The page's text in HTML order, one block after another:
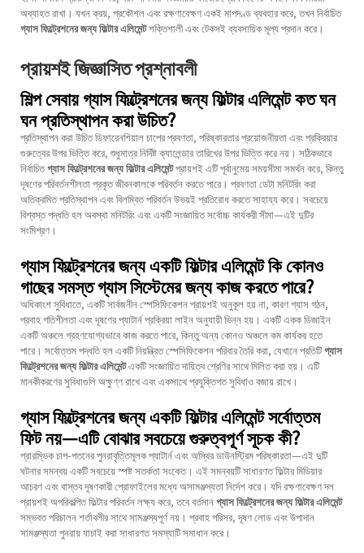
অব্যাহত রাখা। যখন ক্রয়, প্রকৌশল এবং রক্ষণাবেক্ষণ একই মাপদণ্ড ব্যবহার করে, তখন নির্বাচিত
গ্যাস ফিল্ট্রেশনের জন্য ফিল্টার এলিমেন্টশক্তিশালী এবং টেকসই ব্যবসায়িক মূল্য প্রদান করে।
প্রায়শই জিজ্ঞাসিত প্রশ্নাবলী
শিল্প সেবায় গ্যাস ফিল্ট্রেশনের জন্য ফিল্টার এলিমেন্ট কত ঘন
ঘন প্রতিস্থাপন করা উচিত?
প্রতিস্থাপন করা উচিত ডিফারেনশিয়াল চাপের প্রবণতা, পরিষ্কারতার প্রয়োজনীয়তা এবং প্রক্রিয়ার
গুরুত্বের উপর ভিত্তি করে, শুধুমাত্র নির্দিষ্ট ক্যালেন্ডার তারিখের উপর ভিত্তি করে নয়। সঠিকভাবে
নির্বাচিতগ্যাস ফিল্ট্রেশনের জন্য ফিল্টার এলিমেন্টপ্রায়শই এটি পূর্বানুমেয় সময়সীমা সমর্থন করে, কিন্তু
দূষণের পরিবর্তনশীলতা প্রকৃত জীবনকালকে পরিবর্তন করতে পারে। প্রবণতা ডেটা মনিটরিং করা
অতিক্রমিত প্রতিস্থাপন এবং বিলম্বিত পরিবর্তন উভয়ই প্রতিরোধ করতে সাহায্য করে। সবচেয়ে
বিশ্বস্ত পদ্ধতি হল অবস্থা মনিটরিং এবং একটি সংজ্ঞায়িত সর্বোচ্চ কার্যকরী সীমা—এই দুটির
সংমিশ্রণ।
গ্যাস ফিল্ট্রেশনের জন্য একটি ফিল্টার এলিমেন্ট কি কোনও
গাছের সমস্ত গ্যাস সিস্টেমের জন্য কাজ করতে পারে?
অধিকাংশ সুবিধাতে, একটি সার্বজনীন স্পেসিফিকেশন প্রায়শই অনুকূল হয় না, কারণ গ্যাস গঠন,
প্রবাহ গতিশীলতা এবং দূষণের প্যাটার্ন প্রক্রিয়া লাইন অনুযায়ী ভিন্ন হয়। একটি একক ডিজাইন
একটি অঞ্চলে গ্রহণযোগ্যভাবে কাজ করতে পারে, কিন্তু অন্য কোনও অঞ্চলে কম কার্যকর হতে
পারে। সর্বোত্তম পদ্ধতি হল একটি নিয়ন্ত্রিত স্পেসিফিকেশন পরিবার তৈরি করা, যেখানে প্রতিটিগ্যাস
ফিল্ট্রেশনের জন্য ফিল্টার এলিমেন্টএকটি সংজ্ঞায়িত দায়িত্ব শ্রেণির সাথে মিলিত করা হয়। এটি
মানকীকরণের সুবিধাগুলি অক্ষুণ্ণ রাখে এবং একসাথে প্রযুক্তিগত সুবিধাও বজায় রাখে।
গ্যাস ফিল্ট্রেশনের জন্য একটি ফিল্টার এলিমেন্ট সর্বোত্তম
ফিট নয়—এটি বোঝার সবচেয়ে গুরুত্বপূর্ণ সূচক কী?
প্রারম্ভিক চাপ-পতনের পুনরাবৃত্তিমূলক প্যাটার্ন এবং অস্থির ডাউনস্ট্রিম পরিষ্কারতা—এই দুটি
ঘটনার সমন্বয় একটি সবচেয়ে স্পষ্ট সতর্কতা সংকেত। এই সমন্বয়টি সাধারণত ফিল্টার মিডিয়ার
আচরণ এবং বাস্তব দূষণকারী প্রোফাইলের মধ্যে অসামঞ্জস্যতা নির্দেশ করে। যদি রক্ষণাবেক্ষণ দল
প্রায়শই অপরিকল্পিত ফিল্টার পরিবর্তন লক্ষ্য করে, তবে বর্তমানগ্যাস ফিল্ট্রেশনের জন্য ফিল্টার এলিমেন্ট
সম্ভবত পরিচালন শর্তাবলীর সাথে সামঞ্জস্যপূর্ণ নয়। প্রবাহ পরিসর, দূষণ লোড এবং উপাদান
সামঞ্জস্যতা পুনরায় যাচাই করা সাধারণত সমস্যাটি সমাধান করে।